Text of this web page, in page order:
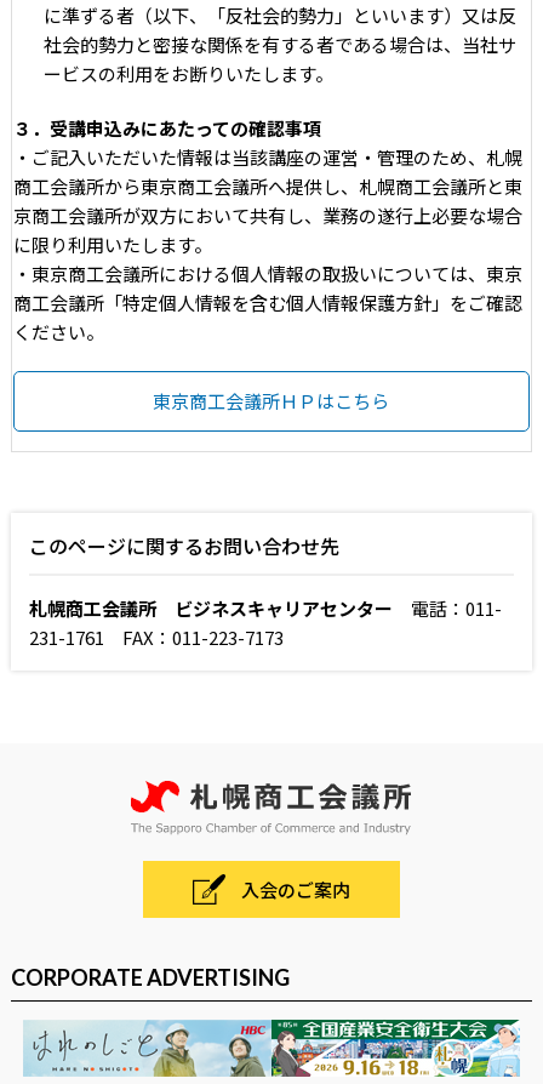
に準ずる者（以下、「反社会的勢力」といいます）又は反
社会的勢力と密接な関係を有する者である場合は、当社サ
ービスの利用をお断りいたします。
３．受講申込みにあたっての確認事項
・ご記入いただいた情報は当該講座の運営・管理のため、札幌
商工会議所から東京商工会議所へ提供し、札幌商工会議所と東
京商工会議所が双方において共有し、業務の遂行上必要な場合
に限り利用いたします。
・東京商工会議所における個人情報の取扱いについては、東京
商工会議所「特定個人情報を含む個人情報保護方針」をご確認
ください。
東京商工会議所ＨＰはこちら
このページに関するお問い合わせ先
札幌商工会議所 ビジネスキャリアセンター 電話：011-
231-1761 FAX：011-223-7173
入会のご案内
CORPORATE ADVERTISING